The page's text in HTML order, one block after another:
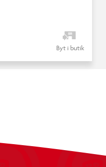
Byt i butik